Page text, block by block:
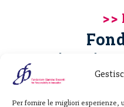
Per fornire le migliori esperienze,
Giannino